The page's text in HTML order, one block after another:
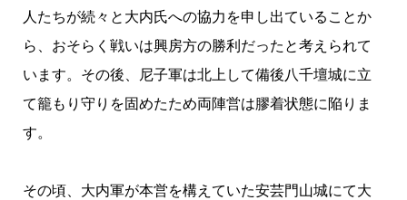
人たちが続々と大内氏への協力を申し出ていることか
ら、おそらく戦いは興房方の勝利だったと考えられて
います。その後、尼子軍は北上して備後八千壇城に立
て籠もり守りを固めたため両陣営は膠着状態に陥りま
す。
その頃、大内軍が本営を構えていた安芸門山城にて大